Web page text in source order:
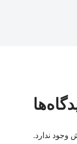
وجود ندارد.